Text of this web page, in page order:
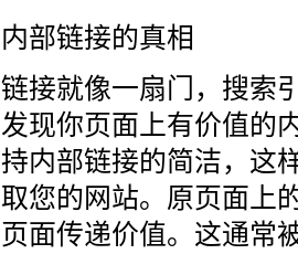
内部链接的真相
链接就像一扇门，搜索
发现你页面上有价值的
持内部链接的简洁，这
取您的网站。原页面上
页面传递价值。这通常